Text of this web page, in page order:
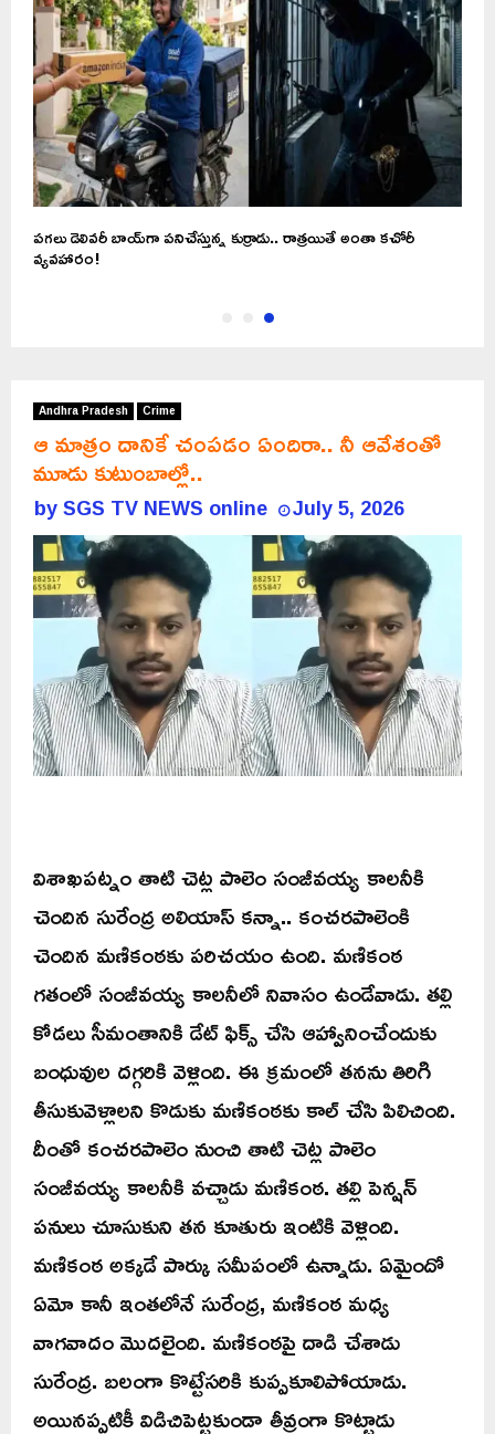
పగలు డెలివరీ బాయ్‌గా పనిచేస్తున్న కుర్రాడు.. రాత్రయితే అంతా కచోరీ
వ్యవహారం!
Andhra Pradesh Crime
ఆ మాత్రం దానికే చంపడం ఏందిరా.. నీ ఆవేశంతో
మూడు కుటుంబాల్లో..
bySGS TV NEWS online July 5, 2026
విశాఖపట్నం తాటి చెట్ల పాలెం సంజీవయ్య కాలనీకి
చెందిన సురేంద్ర అలియాస్ కన్నా.. కంచరపాలెంకి
చెందిన మణికంఠకు పరిచయం ఉంది. మణికంఠ
గతంలో సంజీవయ్య కాలనీలో నివాసం ఉండేవాడు. తల్లి
కోడలు సీమంతానికి డేట్ ఫిక్స్ చేసి ఆహ్వానించేందుకు
బంధువుల దగ్గరికి వెళ్లింది. ఈ క్రమంలో తనను తిరిగి
తీసుకువెళ్లాలని కొడుకు మణికంఠకు కాల్ చేసి పిలిచింది.
దీంతో కంచరపాలెం నుంచి తాటి చెట్ల పాలెం
సంజీవయ్య కాలనీకి వచ్చాడు మణికంఠ. తల్లి పెన్షన్
పనులు చూసుకుని తన కూతురు ఇంటికి వెళ్లింది.
మణికంఠ అక్కడే పార్కు సమీపంలో ఉన్నాడు. ఏమైందో
ఏమో కానీ ఇంతలోనే సురేంద్ర, మణికంఠ మధ్య
వాగవాదం మొదలైంది. మణికంఠపై దాడి చేశాడు
సురేంద్ర. బలంగా కొట్టేసరికి కుప్పకూలిపోయాడు.
అయినప్పటికీ విడిచిపెట్టకుండా తీవ్రంగా కొట్టాడు